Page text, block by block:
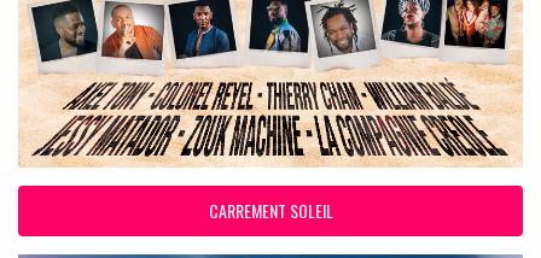
CARREMENT SOLEIL